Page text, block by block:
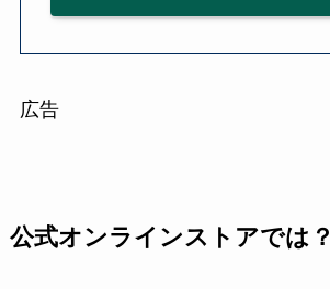
広告
公式オンラインストアでは？